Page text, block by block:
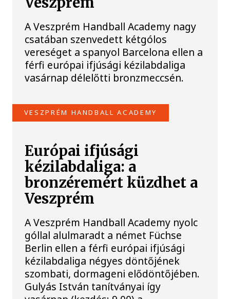
A Veszprém Handball Academy nagy
csatában szenvedett kétgólos
vereséget a spanyol Barcelona ellen a
férfi európai ifjúsági kézilabdaliga
vasárnap délelőtti bronzmeccsén.
VESZPRÉM HANDBALL ACADEMY
Európai ifjúsági
kézilabdaliga: a
bronzéremért küzdhet a
Veszprém
A Veszprém Handball Academy nyolc
góllal alulmaradt a német Füchse
Berlin ellen a férfi európai ifjúsági
kézilabdaliga négyes döntőjének
szombati, dormageni elődöntőjében.
Gulyás István tanítványai így